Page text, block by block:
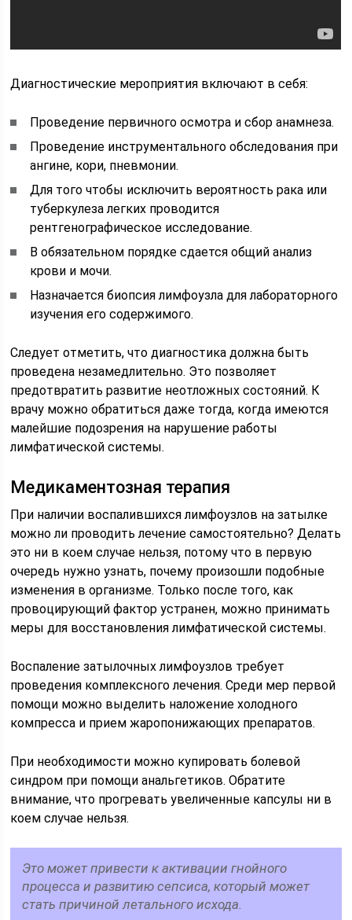
Диагностические мероприятия включают в себя:
Проведение первичного осмотра и сбор анамнеза.
Проведение инструментального обследования при
ангине, кори, пневмонии.
Для того чтобы исключить вероятность рака или
туберкулеза легких проводится
рентгенографическое исследование.
В обязательном порядке сдается общий анализ
крови и мочи.
Назначается биопсия лимфоузла для лабораторного
изучения его содержимого.
Следует отметить, что диагностика должна быть
проведена незамедлительно. Это позволяет
предотвратить развитие неотложных состояний. К
врачу можно обратиться даже тогда, когда имеются
малейшие подозрения на нарушение работы
лимфатической системы.
Медикаментозная терапия
При наличии воспалившихся лимфоузлов на затылке
можно ли проводить лечение самостоятельно? Делать
это ни в коем случае нельзя, потому что в первую
очередь нужно узнать, почему произошли подобные
изменения в организме. Только после того, как
провоцирующий фактор устранен, можно принимать
меры для восстановления лимфатической системы.
Воспаление затылочных лимфоузлов требует
проведения комплексного лечения. Среди мер первой
помощи можно выделить наложение холодного
компресса и прием жаропонижающих препаратов.
При необходимости можно купировать болевой
синдром при помощи анальгетиков. Обратите
внимание, что прогревать увеличенные капсулы ни в
коем случае нельзя.
Это может привести к активации гнойного
процесса и развитию сепсиса, который может
стать причиной летального исхода.